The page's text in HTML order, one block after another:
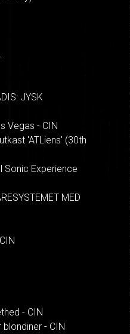
JYSK
Vegas - CIN
'ATLiens' (30th
Sonic Experience
MED
- CIN
- CIN